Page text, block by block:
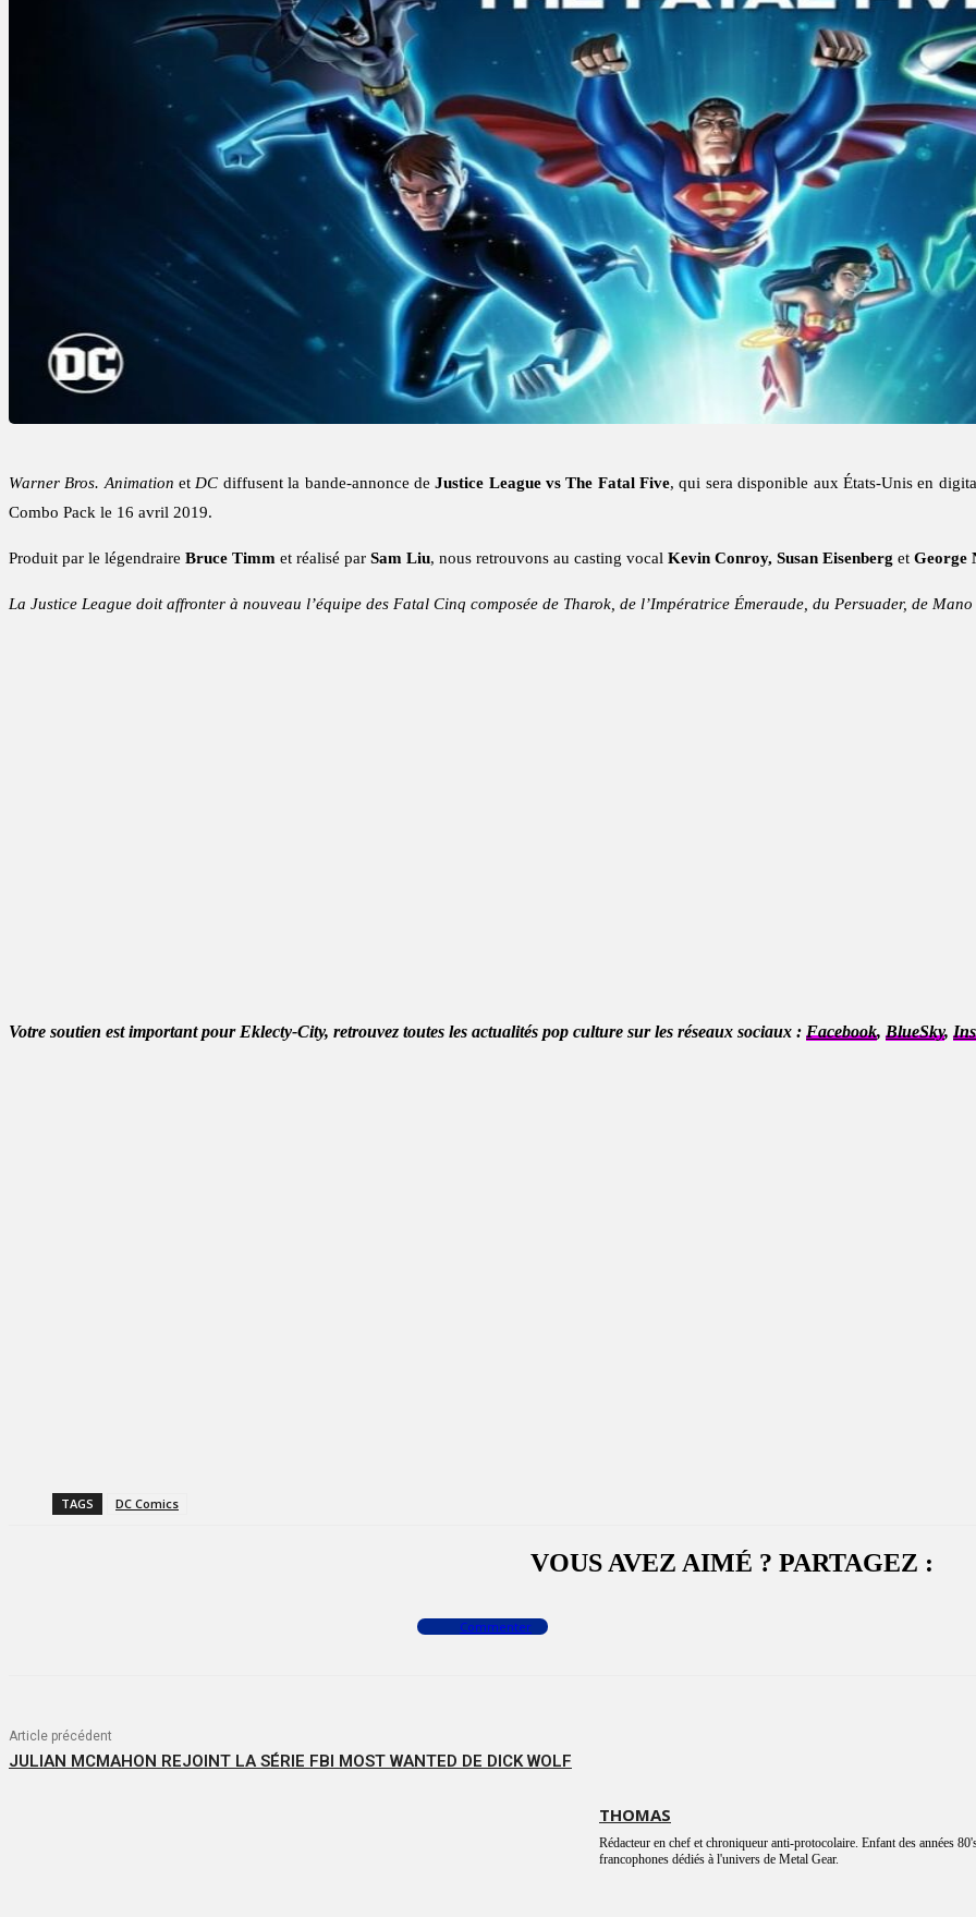
Warner Bros. Animation et DC diffusent la bande-annonce deJustice League vs The Fatal Five, qui sera disponible aux États-Unis en
Combo Pack le 16 avril 2019.
Produit par le légendraire Bruce Timm et réalisé par Sam Liu, nous retrouvons au casting vocal Kevin Conroy, Susan Eisenberg et George
La Justice League doit affronter à nouveau l’équipe des Fatal Cinq composée de Tharok, de l’Impératrice Émeraude, du Persuader, de Mano
Votre soutien est important pour Eklecty-City, retrouvez toutes les actualités pop culture sur les réseaux sociaux : Facebook, BlueSky,
TAGS DC Comics
VOUS AVEZ AIMÉ ? PARTAGEZ :
Commenter
Article précédent
JULIAN MCMAHON REJOINT LA SÉRIE FBI MOST WANTED DE DICK WOLF
THOMAS
Rédacteur en chef et chroniqueur anti-protocolaire. Enfant des années
francophones dédiés à l'univers de Metal Gear.